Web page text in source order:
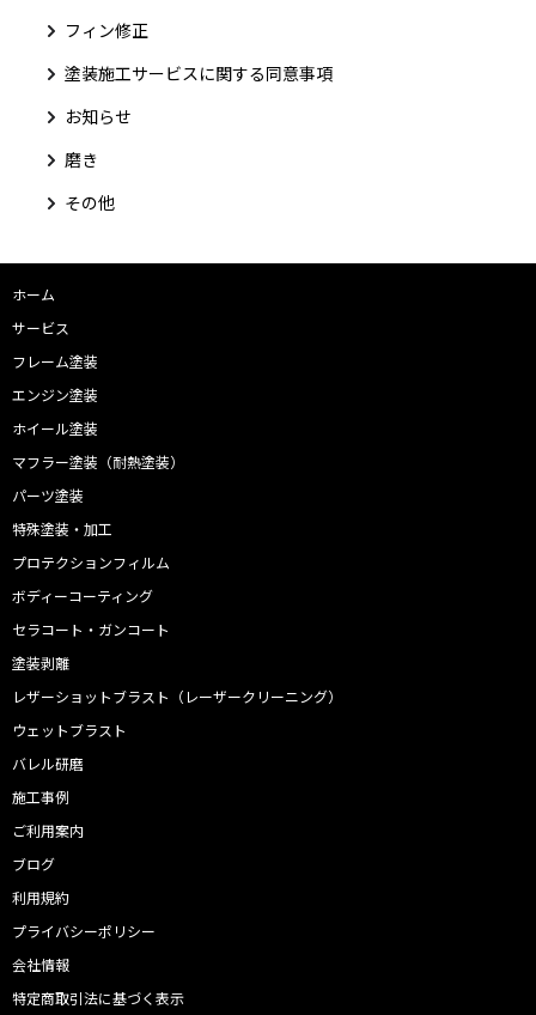
フィン修正
塗装施工サービスに関する同意事項
お知らせ
磨き
その他
ホーム
サービス
フレーム塗装
エンジン塗装
ホイール塗装
マフラー塗装（耐熱塗装）
パーツ塗装
特殊塗装・加工
プロテクションフィルム
ボディーコーティング
セラコート・ガンコート
塗装剥離
レザーショットブラスト（レーザークリーニング）
ウェットブラスト
バレル研磨
施工事例
ご利用案内
ブログ
利用規約
プライバシーポリシー
会社情報
特定商取引法に基づく表示